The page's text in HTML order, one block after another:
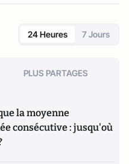
les opinions publiques. Il
La Documentation
révolution électorale
Garnier, 2019).
24 Heures 7 Jours
PLUS PARTAGES
la moyenne
consécutive : jusqu'où